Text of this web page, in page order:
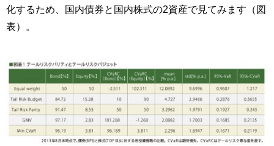
化するため、国内債券と国内株式の2資産で見てみます（図
表）。